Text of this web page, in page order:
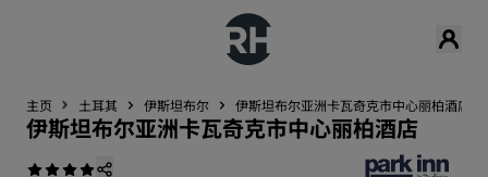
主页 土耳其 伊斯坦布尔 伊斯坦布尔亚洲卡瓦奇克市中心丽柏酒店
伊斯坦布尔亚洲卡瓦奇克市中心丽柏酒店